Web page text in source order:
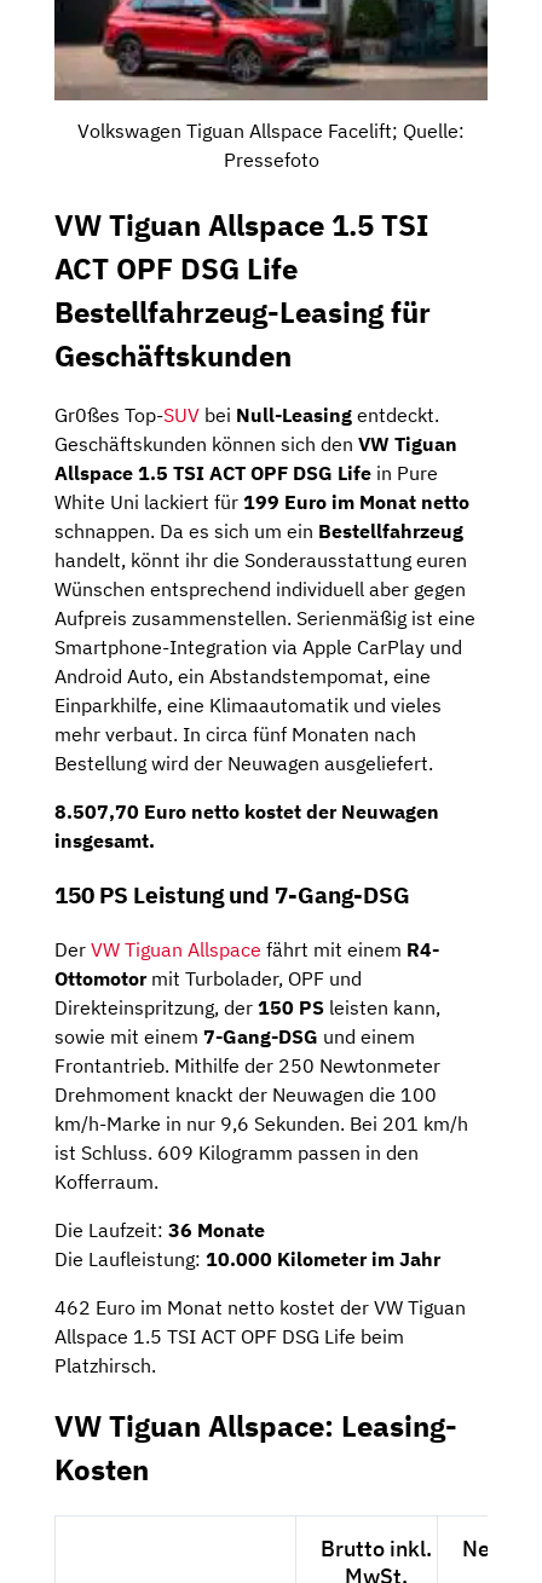
Volkswagen Tiguan Allspace Facelift; Quelle:
Pressefoto
VW Tiguan Allspace 1.5 TSI
ACT OPF DSG Life
Bestellfahrzeug-Leasing für
Geschäftskunden
Gr0ßes Top-SUV bei Null-Leasing entdeckt.
Geschäftskunden können sich den VW Tiguan
Allspace 1.5 TSI ACT OPF DSG Life in Pure
White Uni lackiert für 199 Euro im Monat netto
schnappen. Da es sich um ein Bestellfahrzeug
handelt, könnt ihr die Sonderausstattung euren
Wünschen entsprechend individuell aber gegen
Aufpreis zusammenstellen. Serienmäßig ist eine
Smartphone-Integration via Apple CarPlay und
Android Auto, ein Abstandstempomat, eine
Einparkhilfe, eine Klimaautomatik und vieles
mehr verbaut. In circa fünf Monaten nach
Bestellung wird der Neuwagen ausgeliefert.
8.507,70 Euro netto kostet der Neuwagen
insgesamt.
150 PS Leistung und 7-Gang-DSG
Der VW Tiguan Allspace fährt mit einem R4-
Ottomotormit Turbolader, OPF und
Direkteinspritzung, der 150 PS leisten kann,
sowie mit einem 7-Gang-DSG und einem
Frontantrieb. Mithilfe der 250 Newtonmeter
Drehmoment knackt der Neuwagen die 100
km/h-Marke in nur 9,6 Sekunden. Bei 201 km/h
ist Schluss. 609 Kilogramm passen in den
Kofferraum.
Die Laufzeit: 36 Monate
Die Laufleistung: 10.000 Kilometer im Jahr
462 Euro im Monat netto kostet der VW Tiguan
Allspace 1.5 TSI ACT OPF DSG Life beim
Platzhirsch.
VW Tiguan Allspace: Leasing-
Kosten
Brutto inkl.
MwSt.
Netto